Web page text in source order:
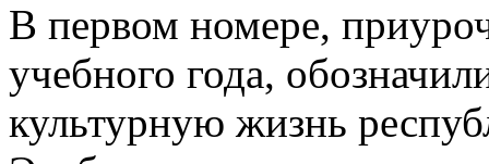
В первом номере,
учебного года,
культурную жизнь